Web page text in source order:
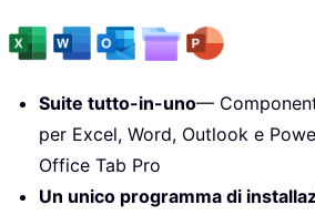
Suite tutto-in-uno—
per Excel, Word, Outlook e
Office Tab Pro
Un unico programma di